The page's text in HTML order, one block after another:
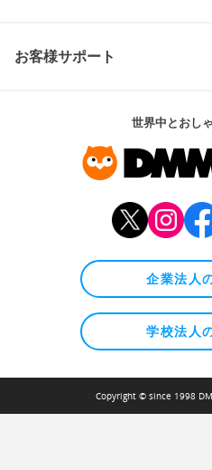
お客様サポート
世界中とおし
企業法人
学校法人
Copyright © since 1998